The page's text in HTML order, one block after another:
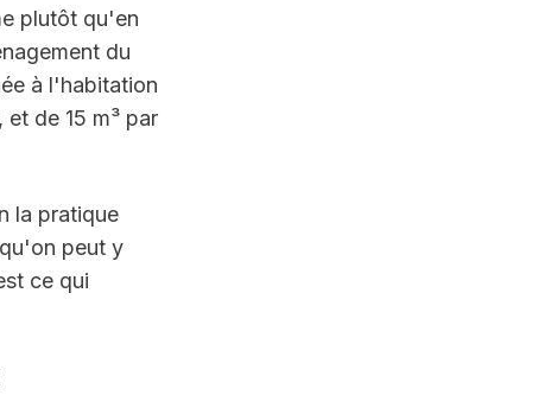
plutôt qu'en
du
à l'habitation
de 15 m³ par
la pratique
peut y
ce qui